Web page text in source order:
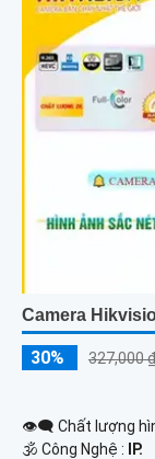
Camera
30% 327,000 ₫
👁️‍🗨 Chất lượng
🕉️ Công Nghệ : IP.